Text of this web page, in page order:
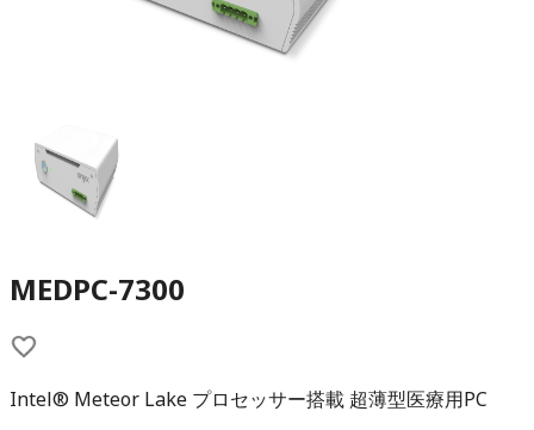
MEDPC-7300
Intel® Meteor Lake プロセッサー搭載 超薄型医療用PC